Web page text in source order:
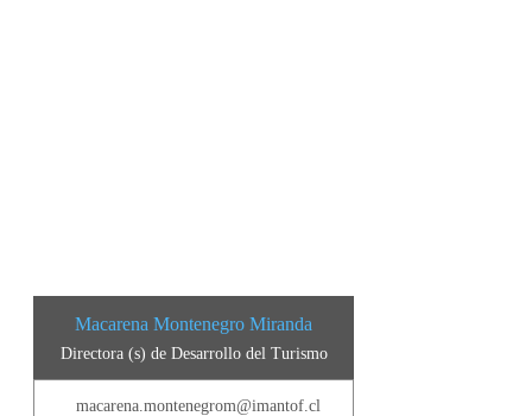
Macarena Montenegro Miranda
Directora (s) de Desarrollo del Turismo
macarena.montenegrom@imantof.cl